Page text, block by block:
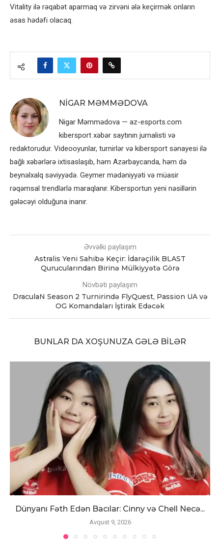
Vitality ilə rəqabət aparmaq və zirvəni ələ keçirmək onların
əsas hədəfi olacaq.
NIGAR MƏMMƏDOVA
Nigar Məmmədova — az-esports.com
kibersport xəbər saytının jurnalisti və
redaktorudur. Videooyunlar, turnirlər və kibersport sənayesi ilə
bağlı xəbərlərə ixtisaslaşıb, həm Azərbaycanda, həm də
beynəlxalq səviyyədə. Geymer mədəniyyəti və müasir
rəqəmsal trendlərlə maraqlanır. Kibersportun yeni nəsillərin
gələcəyi olduğuna inanır.
Əvvəlki paylaşım
Astralis Yeni Sahibə Keçir: İdarəçilik BLAST
Qurucularından Birinə Mülkiyyətə Görə
Növbəti paylaşım
DraculaN Season 2 Turnirində FlyQuest, Passion UA və
OG Komandaları İştirak Edəcək
BUNLAR DA XOŞUNUZA GƏLƏ BILƏR
Dünyanı Fəth Edən Bacılar: Cinny və Chell Necə...
Avqust 9, 2026